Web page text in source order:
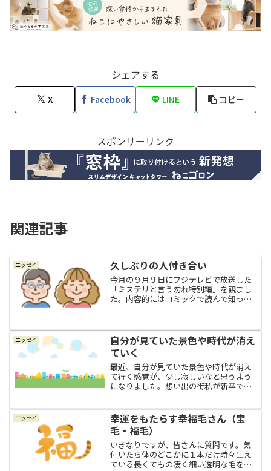
シェアする
X Facebook LINE コピー
スポンサーリンク
関連記事
エッセイ 久しぶりの人付き合い
今月の９月９日にフジテレビで放送した
「ミステリと言う勿れ特別編」を観まし
た。内容的にはコミックで読んで知って
て、とても面白かったです。そしてこの
週末、私はつくづく主人公の...
エッセイ
自分が見ていた景色や時代が消え
ていく
最近、自分が見ていた景色や時代が消え
て行く感覚が、少し寂しいなと思うよう
になりました。想い出の街私が新卒で就
屋の角を曲がって細い通りを少し行った
ところにありました。大通...
エッセイ
幸運をもたらす幸福毛さん（宝
毛・福毛）
いきなりですが、皆さんに質問です。気
付いたら体のどこかに１本だけ時々生え
ている長くてもの凄く細い透明な毛をご